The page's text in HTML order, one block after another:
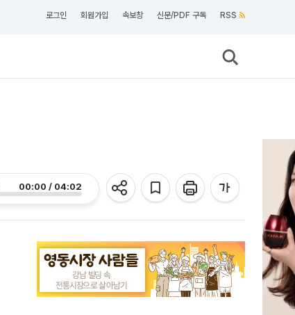
로그인 회원가입 속보창 신문/PDF 구독 RSS
00:00 / 04:02